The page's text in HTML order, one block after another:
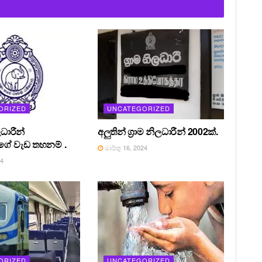
වැඩ තහනම් .
UNCATEGORIZED
අලුතින් ග්‍රාම නිලධාරීන් 2002ක්.
මාර්තු 16, 2024